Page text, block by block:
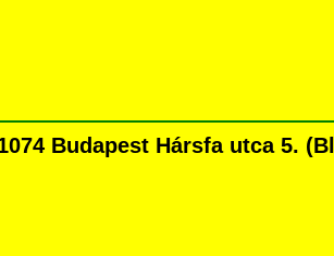
Budapest Hársfa utca 5.